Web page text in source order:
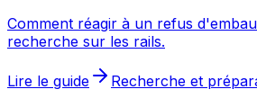
Comment réagir à un refus
recherche sur les rails.
Lire le guide Recherche et